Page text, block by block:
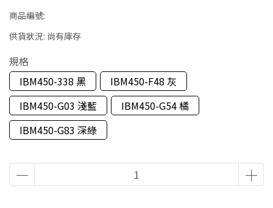
商品編號:
供貨狀況: 尚有庫存
規格
IBM450-338 黑
IBM450-F48 灰
IBM450-G03 淺藍
IBM450-G54 橘
IBM450-G83 深綠